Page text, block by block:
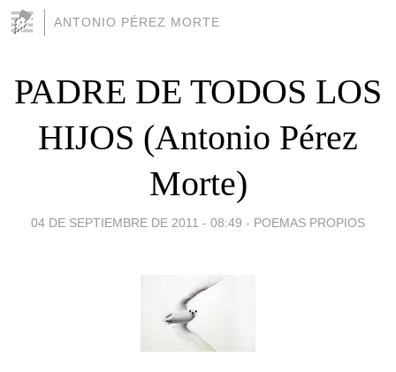
ANTONIO PÉREZ MORTE
PADRE DE TODOS LOS
HIJOS (Antonio Pérez
Morte)
04 DE SEPTIEMBRE DE 2011 - 08:49 - POEMAS PROPIOS